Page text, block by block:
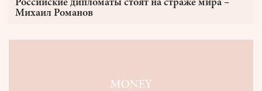
Российские дипломаты стоят на страже мира –
Михаил Романов